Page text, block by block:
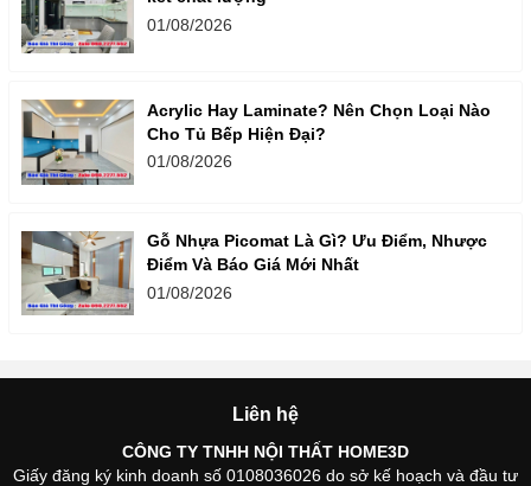
01/08/2026
Acrylic Hay Laminate? Nên Chọn Loại Nào
Cho Tủ Bếp Hiện Đại?
01/08/2026
Gỗ Nhựa Picomat Là Gì? Ưu Điểm, Nhược
Điểm Và Báo Giá Mới Nhất
01/08/2026
Liên hệ
CÔNG TY TNHH NỘI THẤT HOME3D
Giấy đăng ký kinh doanh số 0108036026 do sở kế hoạch và đầu tư